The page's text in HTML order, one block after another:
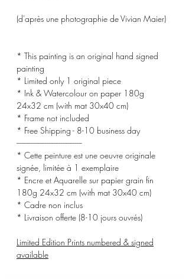
(d'après une photographie de Vivian Maier)
* This painting is an original hand signed
painting
* Limited only 1 original piece
* Ink & Watercolour on paper 180g
24x32 cm (with mat 30x40 cm)
* Frame not included
* Free Shipping - 8-10 business day
-------------------------------------
* Cette peinture est une oeuvre originale
signée, limitée à 1 exemplaire
* Encre et Aquarelle sur papier grain fin
180g 24x32 cm (with mat 30x40 cm)
* Cadre non inclus
* Livraison offerte (8-10 jours ouvrés)
Limited Edition Prints numbered & signed
available